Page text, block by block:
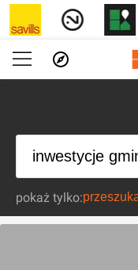
pokaż tylko: